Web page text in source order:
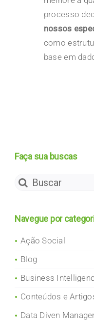
processo
nossos
como
base em
Faça sua buscas
Search
Navegue por
Ação Social
Blog
Business
Conteúdos e
Data Diven